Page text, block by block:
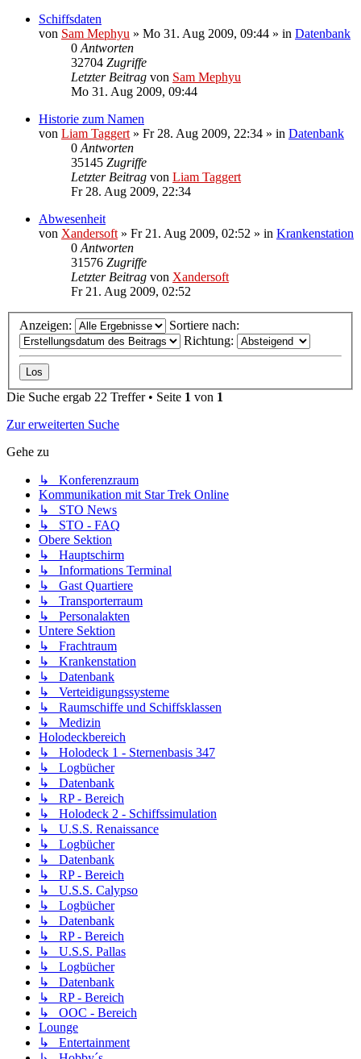
Schiffsdaten
von Sam Mephyu » Mo 31. Aug 2009, 09:44 » in Datenbank
0 Antworten
32704 Zugriffe
Letzter Beitrag von Sam Mephyu
Mo 31. Aug 2009, 09:44
Historie zum Namen
von Liam Taggert » Fr 28. Aug 2009, 22:34 » in Datenbank
0 Antworten
35145 Zugriffe
Letzter Beitrag von Liam Taggert
Fr 28. Aug 2009, 22:34
Abwesenheit
von Xandersoft » Fr 21. Aug 2009, 02:52 » in Krankenstation
0 Antworten
31576 Zugriffe
Letzter Beitrag von Xandersoft
Fr 21. Aug 2009, 02:52
Anzeigen:
Sortiere nach:
Richtung:
Die Suche ergab 22 Treffer • Seite 1 von 1
Zur erweiterten Suche
Gehe zu
↳ Konferenzraum
Kommunikation mit Star Trek Online
↳ STO News
↳ STO - FAQ
Obere Sektion
↳ Hauptschirm
↳ Informations Terminal
↳ Gast Quartiere
↳ Transporterraum
↳ Personalakten
Untere Sektion
↳ Frachtraum
↳ Krankenstation
↳ Datenbank
↳ Verteidigungssysteme
↳ Raumschiffe und Schiffsklassen
↳ Medizin
Holodeckbereich
↳ Holodeck 1 - Sternenbasis 347
↳ Logbücher
↳ Datenbank
↳ RP - Bereich
↳ Holodeck 2 - Schiffssimulation
↳ U.S.S. Renaissance
↳ Logbücher
↳ Datenbank
↳ RP - Bereich
↳ U.S.S. Calypso
↳ Logbücher
↳ Datenbank
↳ RP - Bereich
↳ U.S.S. Pallas
↳ Logbücher
↳ Datenbank
↳ RP - Bereich
↳ OOC - Bereich
Lounge
↳ Entertainment